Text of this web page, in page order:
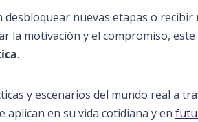
nuevas etapas o recibir
la motivación y el compromiso,
.
y escenarios del mundo real a
aplican en su vida cotidiana y en